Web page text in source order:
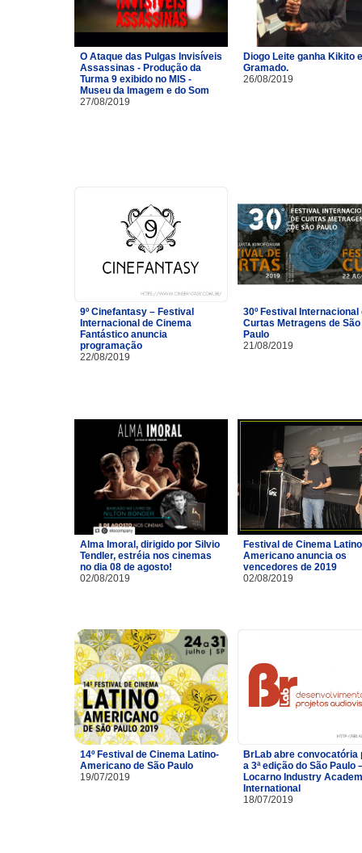
O Ataque das Pulgas Invisíveis
Assassinas - Produção da
Turma 9 exibido no MIS -
Museu da Imagem e do Som
27/08/2019
Diogo Leite ganha Kikito
Gramado.
26/08/2019
9º Cinefantasy – Festival
Internacional de Cinema
Fantástico anuncia
programação
22/08/2019
30º Festival Internacional
Curtas Metragens de São
Paulo
21/08/2019
Alma Imoral, dirigido por Silvio
Tendler, estréia nos cinemas
no dia 08 de agosto!
02/08/2019
Festival de Cinema
Americano anuncia os
vencedores de 2019
02/08/2019
14º Festival de Cinema Latino-
Americano de São Paulo
19/07/2019
BrLab abre convocatória
a 3ª edição do São Paulo
Locarno Industry
International
18/07/2019